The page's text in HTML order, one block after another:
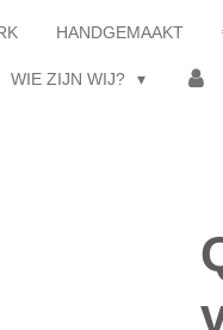
HANDGEMAAKT
WIE ZIJN WIJ?